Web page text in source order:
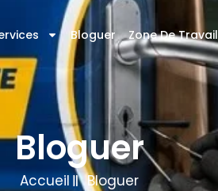
Bloguer Zone De Travail
Bloguer
Accueil Bloguer